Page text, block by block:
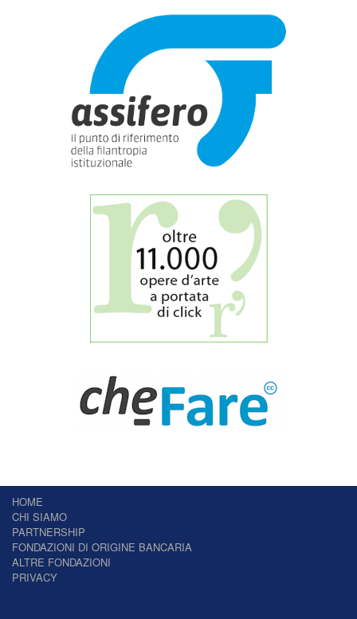
HOME
CHI SIAMO
PARTNERSHIP
FONDAZIONI DI ORIGINE BANCARIA
ALTRE FONDAZIONI
PRIVACY